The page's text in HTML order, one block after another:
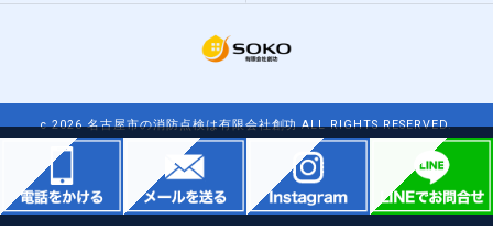
c 2026 名古屋市の消防点検は有限会社創功 ALL RIGHTS RESERVED.